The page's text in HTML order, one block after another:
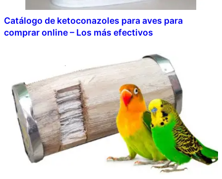
Catálogo de ketoconazoles para aves para
comprar online – Los más efectivos